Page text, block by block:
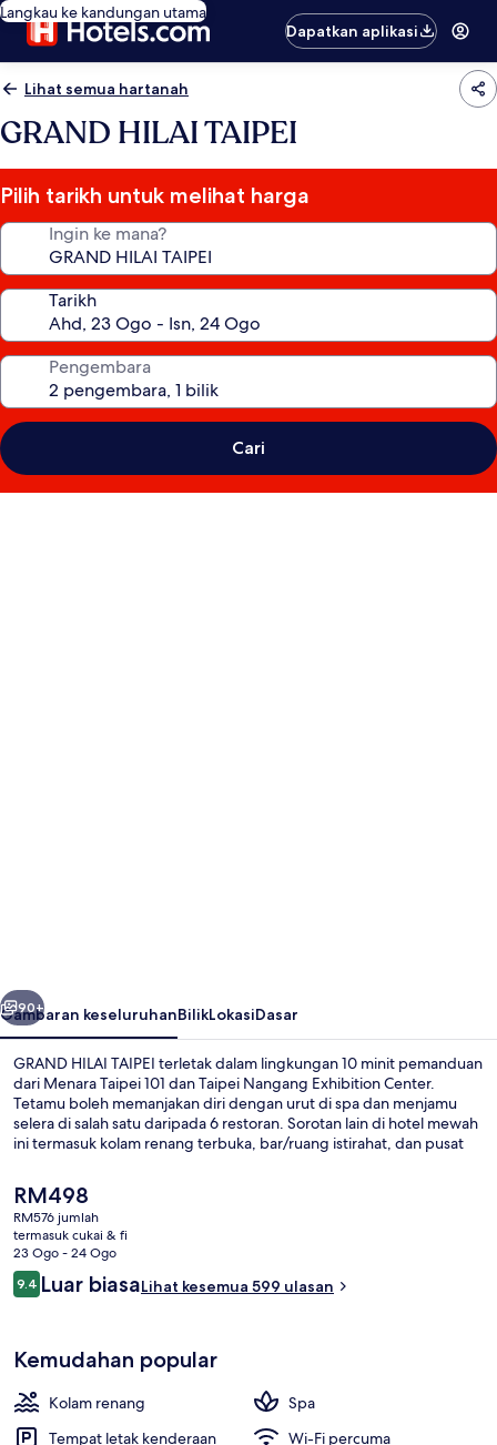
Langkau ke kandungan utama
Dapatkan aplikasi
Lihat semua hartanah
GRAND HILAI TAIPEI
Pilih tarikh untuk melihat harga
Ingin ke mana?
Tarikh
Pengembara
Cari
Seterusnya
90+
Gambaran keseluruhanBilikLokasiDasar
GRAND HILAI TAIPEI terletak dalam lingkungan 10 minit pemanduan
dari Menara Taipei 101 dan Taipei Nangang Exhibition Center.
Tetamu boleh memanjakan diri dengan urut di spa dan menjamu
selera di salah satu daripada 6 restoran. Sorotan lain di hotel mewah
ini termasuk kolam renang terbuka, bar/ruang istirahat, dan pusat
Pengangkutan awam terletak berdekatan: jarak Stesen Nangang
Software Park ialah 7 minit dan Stesen Taipei Nangang Exhibition
Center ialah 7 minit.
Harga
semasa
ialah
RM498
RM498
RM576 jumlah
termasuk cukai & fi
23 Ogo - 24 Ogo
Ulasan
9.49.4 daripada 10
Luar biasaLihat kesemua 599 ulasan
Kemudahan popular
Kolam renang
Spa
Tempat letak kenderaan
Wi-Fi percuma